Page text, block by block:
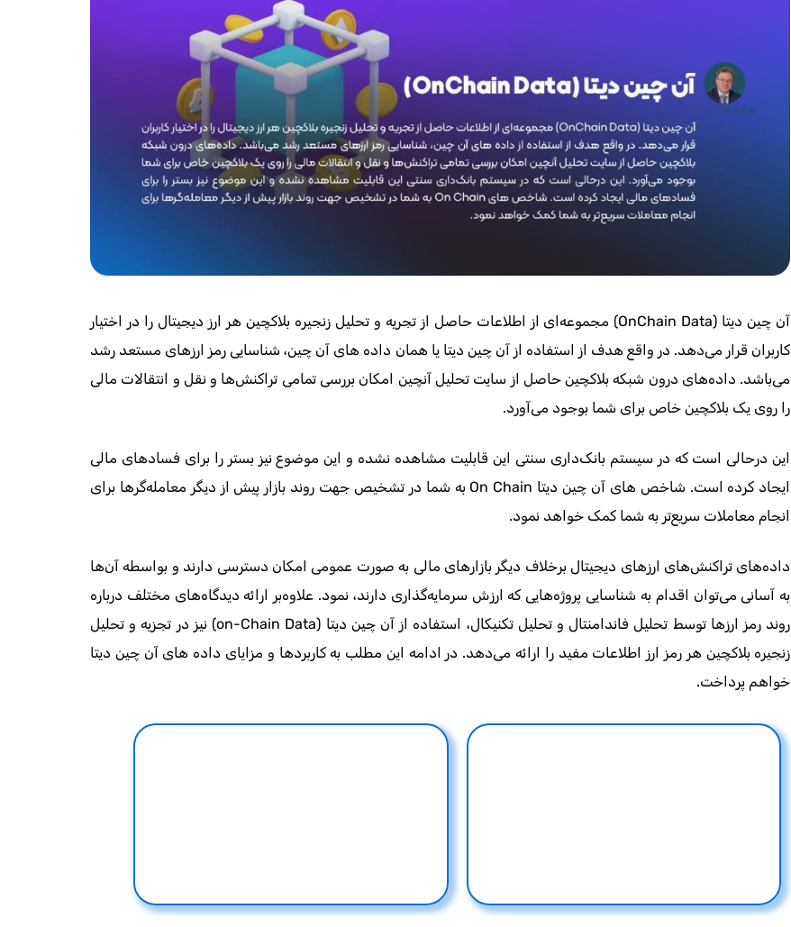
آن چین دیتا (OnChain Data) مجموعه‌ای از اطلاعات حاصل از تجریه و تحلیل زنجیره بلاکچین هر ارز دیجیتال را در اختیار
کاربران قرار می‌دهد. در واقع هدف از استفاده از آن چین دیتا یا همان داده‌ های آن چین، شناسایی رمز ارزهای مستعد رشد
می‌باشد. داده‌های درون شبکه بلاکچین حاصل از سایت تحلیل آنچین امکان بررسی تمامی تراکنش‌ها و نقل و انتقالات مالی
را روی یک بلاکچین خاص برای شما بوجود می‌آورد.
این درحالی است که در سیستم بانک‌داری سنتی این قابلیت مشاهده نشده و این موضوع نیز بستر را برای فسادهای مالی
ایجاد کرده است. شاخص های آن چین دیتا On Chainبه شما در تشخیص جهت روند بازار پیش از دیگر معامله‌گرها برای
انجام معاملات سریع‌تر به شما کمک خواهد نمود.
داده‌های تراکنش‌های ارزهای دیجیتال برخلاف دیگر بازارهای مالی به صورت عمومی امکان دسترسی دارند و بواسطه آن‌ها
به آسانی می‌توان اقدام به شناسایی پروژه‌هایی که ارزش سرمایه‌گذاری دارند، نمود. علاوه‌بر ارائه دیدگاه‌های مختلف درباره
روند رمز ارزها توسط تحلیل‌ فاندامنتال و تحلیل تکنیکال، استفاده از آن‌ چین دیتا (on-Chain Data) نیز در تجزیه و تحلیل
زنجیره بلاکچین هر رمز ارز اطلاعات مفید را ارائه می‌دهد. در ادامه این مطلب به کاربردها و مزایای داده های آن چین دیتا
خواهم پرداخت.